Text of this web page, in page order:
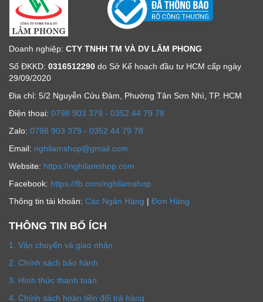
Doanh nghiệp: CTY TNHH TM VÀ DV LÂM PHONG
Số ĐKKD: 0316512290 do Sở Kế hoạch đầu tư HCM cấp ngày
29/09/2020
Địa chỉ: 5/2 Nguyễn Cửu Đàm, Phường Tân Sơn Nhì, TP. HCM
Ðiện thoại: 0798 903 379 - 0352 44 79 78
Zalo: 0798 903 379 - 0352 44 79 78
Email: nghilamshop@gmail.com
Website: https://nghilamshop.com
Facebook: https://fb.com/nghilamshop
Thông tin tài khoản: Các Ngân Hàng | Đơn Hàng
THÔNG TIN BỔ ÍCH
1. Vận chuyển và giao nhận
2. Chính sách bảo hành
3. Hình thức thanh toán
4. Chính sách hoàn tiền đổi trả hàng